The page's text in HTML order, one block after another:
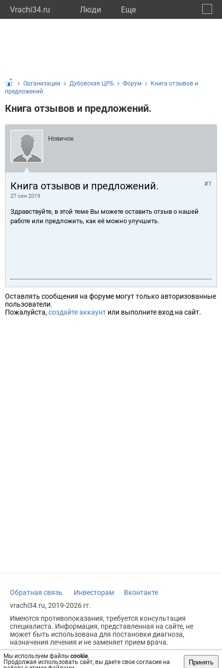
Vrachi34.ru Люди Eще
Мы используем файлы cookie.
Продолжая использовать сайт, вы даете свое согласие на
Принять
Организации Дубовская ЦРБ Форум
Книга отзывов и
предложений.
Книга отзывов и предложений.
Новичок
Книга отзывов и предложений.
27 сен 2019
#1
Здравствуйте, в этой теме Вы можете оставить отзыв о нашей
работе или предложить, как её можно улучшить.
Оставлять сообщения на форуме могут только авторизованные
пользователи.
Пожалуйста, создайте аккаунт или выполните вход на сайт.
Обратная связь Инвесторам
Вконтакте
vrachi34.ru, 2019-2026 гг.
Имеются противопоказания, требуется консультация
специалиста. Информация, представленная на сайте, не
может быть использована для постановки диагноза,
назначения лечения и не заменяет прием врача.
Возрастное ограничение: 18+